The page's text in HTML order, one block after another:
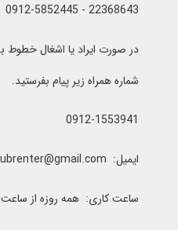
22368643 - 0912-5852445
شماره همراه زیر پیام بفرستید.
0912-1553941
ایمیل: clubrenter@gmail.com
ساعت کاری: همه روزه از ساعت 9:00 الی 17:00